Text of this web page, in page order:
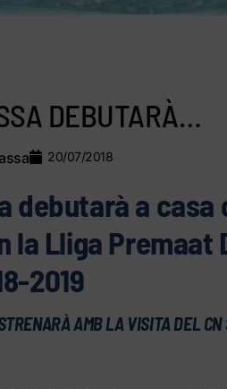
DEBUTARÀ…
20/07/2018
debutarà a casa
la Lliga Premaat
2019
AMB LA VISITA DEL